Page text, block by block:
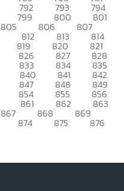
792 793 794
799 800 801
805 806 807
812 813 814
819 820 821
826 827 828
833 834 835
840 841 842
847 848 849
854 855 856
861 862 863
867 868 869
874 875 876